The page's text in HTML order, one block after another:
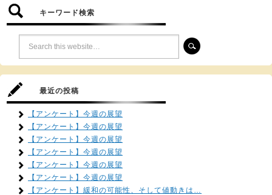
キーワード検索
最近の投稿
【アンケート】今週の展望
【アンケート】今週の展望
【アンケート】今週の展望
【アンケート】今週の展望
【アンケート】今週の展望
【アンケート】今週の展望
【アンケート】緩和の可能性、そして値動きは…